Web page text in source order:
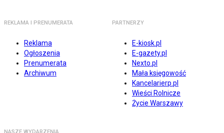
REKLAMA I PRENUMERATA
Reklama
Ogłoszenia
Prenumerata
Archiwum
PARTNERZY
E-kiosk.pl
E-gazety.pl
Nexto.pl
Mała księgowość
Kancelarierp.pl
Wieści Rolnicze
Życie Warszawy